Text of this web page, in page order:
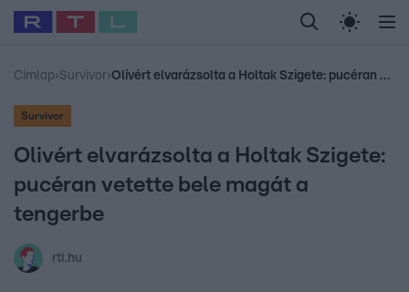
Legfrissebb RTL Híradó Randi Celeb vagyok,
Babits Marcella Most Wanted Gallusz
Címlap›Survivor› Olivért elvarázsolta a Holtak Szigete: pucéran vetette bele magát a tengerbe
Survivor
Olivért elvarázsolta a Holtak Szigete:
pucéran vetette bele magát a
tengerbe
rtl.hu